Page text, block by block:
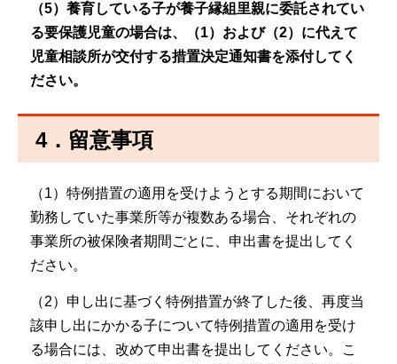
（5）養育している子が養子縁組里親に委託されてい
る要保護児童の場合は、（1）および（2）に代えて
児童相談所が交付する措置決定通知書を添付してく
ださい。
4．留意事項
（1）特例措置の適用を受けようとする期間において
勤務していた事業所等が複数ある場合、それぞれの
事業所の被保険者期間ごとに、申出書を提出してく
ださい。
（2）申し出に基づく特例措置が終了した後、再度当
該申し出にかかる子について特例措置の適用を受け
る場合には、改めて申出書を提出してください。こ